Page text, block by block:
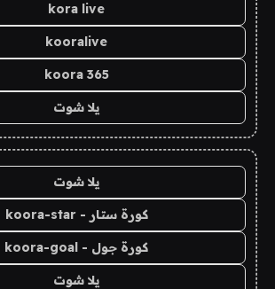
kora live
kooralive
koora 365
يلا شوت
يلا شوت
كورة ستار - koora-star
كورة جول - koora-goal
يلا شوت